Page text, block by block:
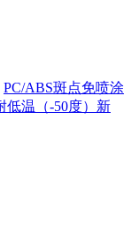
PC/ABS斑点免喷涂
低温（-50度）新